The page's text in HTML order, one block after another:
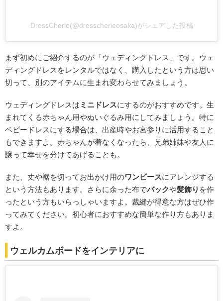
DressCherie(@dresscherieosaka)がシェアした投稿
まず初めにご紹介するのが「ウェディングドレス」です。ウェ
ディングドレスをレンタルではなく、購入したという方は思い
切って、別のアイテムに生まれ変わらせてみましょう。
ウェディングドレスは ミニドレスにするのがおすすめです。生
まれてくる赤ちゃん用やぬいぐるみ用にしてみましょう。特に
ベビードレスにする場合は、出産時やお宮参りに活用すること
もできますよ。赤ちゃんが着なくなったら、兄弟姉妹や友人に
譲って幸せを分けてあげることも。
また、丈や裾を切ってお出かけ用のワンピースにアレンジする
という方法もあります。さらに余った布でバックや髪飾り を作
ったという方もいらっしゃいますよ。裁縫が得意な方はぜひ作
ってみてください。初心者におすすめな簡単な作り方もありま
すよ。
ウェルカムボードをインテリアに